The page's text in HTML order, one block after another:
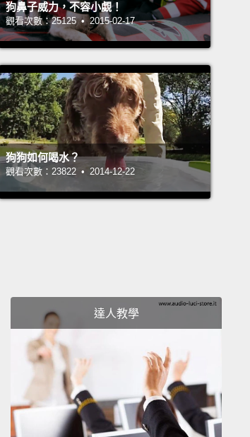
hunter, Lord Tweedmouth lived
Ness,and it was there, where he
the 1860s with the love for the water
Well, the Tweedsters knock this
狗，你剛好可以感謝一個人，而他有個
Tweedmouth，或是你喜歡他的本名
。身為一個熱衷的獵人，
Loch Ness湖的岸旁，就在那邊，他在
And if forbidding is your thing,
are rocking the good behavior
年登記了黃金獵犬，這品種在30和40
來沒有失寵。而如果你所要的是順從，
現良好方面非常傑出。
狗鼻子威力，不容小覷！
觀看次數：25125 • 2015-02-17
狗狗如何喝水？
觀看次數：23822 • 2014-12-22
達人教學